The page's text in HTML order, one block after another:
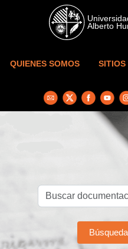
Skip to main content
QUIENES SOMOS SITIOS